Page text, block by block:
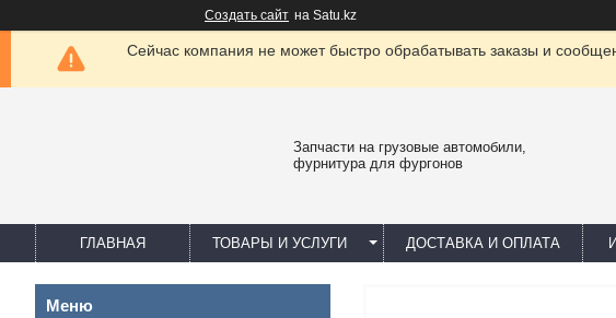
Создать сайт на Satu.kz
Сейчас компания не может быстро обрабатывать заказы и
Запчасти на грузовые автомобили,
фурнитура для фургонов
ГЛАВНАЯ ТОВАРЫ И УСЛУГИ ДОСТАВКА И ОПЛАТА